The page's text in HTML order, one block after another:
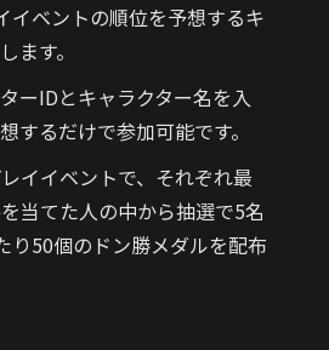
イベントの順位を予想するキ
ます。
ーIDとキャラクター名を入
するだけで参加可能です。
イイベントで、それぞれ最
当てた人の中から抽選で5名
り50個のドン勝メダルを配布